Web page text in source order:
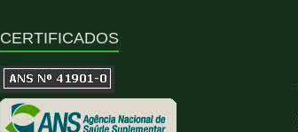
CERTIFICADOS